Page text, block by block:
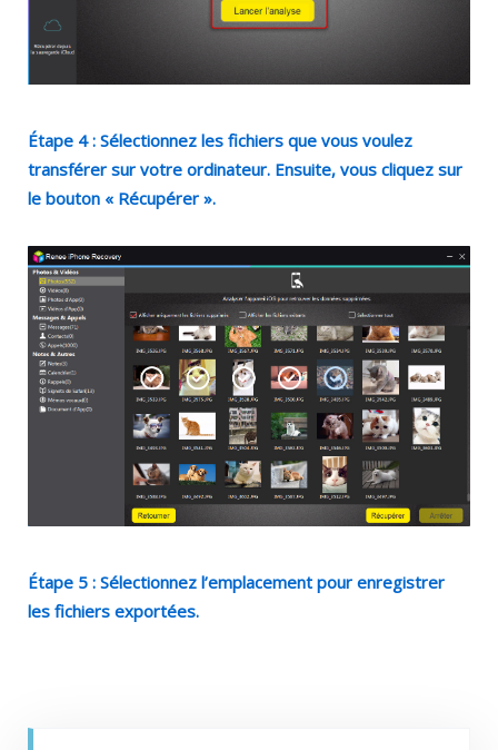
Étape 4 : Sélectionnez les fichiers que vous voulez
transférer sur votre ordinateur. Ensuite, vous cliquez sur
le bouton « Récupérer ».
Étape 5 : Sélectionnez l’emplacement pour enregistrer
les fichiers exportées.